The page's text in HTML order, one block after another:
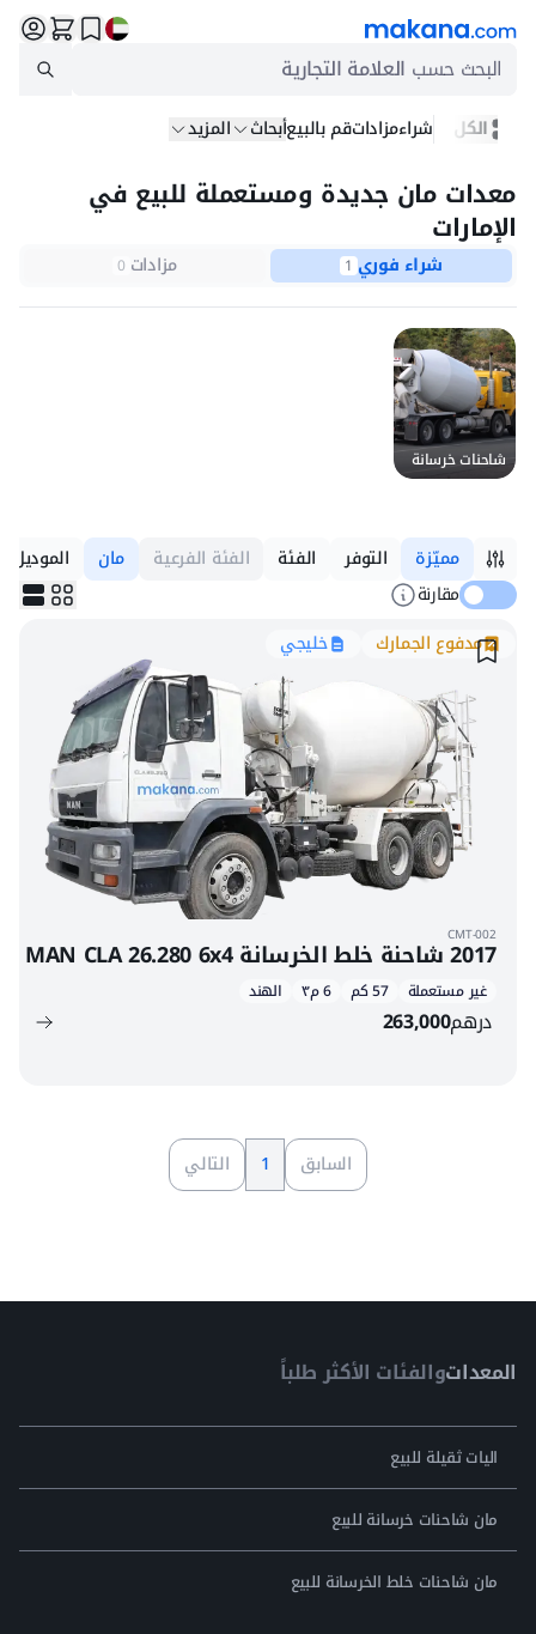
البحث حسب العلامة التجارية
الكل شراءمزاداتقم بالبيعأبحاث المزيد
معدات مان جديدة ومستعملة للبيع في
الإمارات
شراء فوري 1 مزادات 0
شاحنات خرسانة
مميّزة التوفر الفئة الفئة الفرعية مان
الموديل
مقارنة
مدفوع الجمارك
خليجي
CMT-002
2017 شاحنة خلط الخرسانة MAN CLA 26.280 6x4
غير مستعملة 57 كم 6 م٣ الهند
درهم263,000
السابق 1 التالي
المعداتوالفئات الأكثر طلباً
اليات ثقيلة للبيع
مان شاحنات خرسانة للبيع
مان شاحنات خلط الخرسانة للبيع